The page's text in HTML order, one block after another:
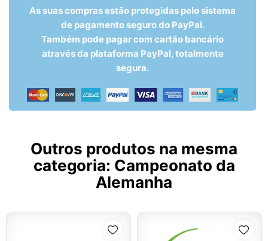
As suas compras estão protegidas pelo sistema
de pagamento seguro do PayPal.
Também pode pagar com cartão bancário
através da plataforma PayPal, totalmente
segura.
Outros produtos na mesma
categoria: Campeonato da
Alemanha